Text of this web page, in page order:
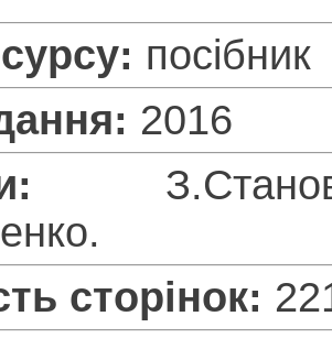
посібник
2016
.
сторінок: